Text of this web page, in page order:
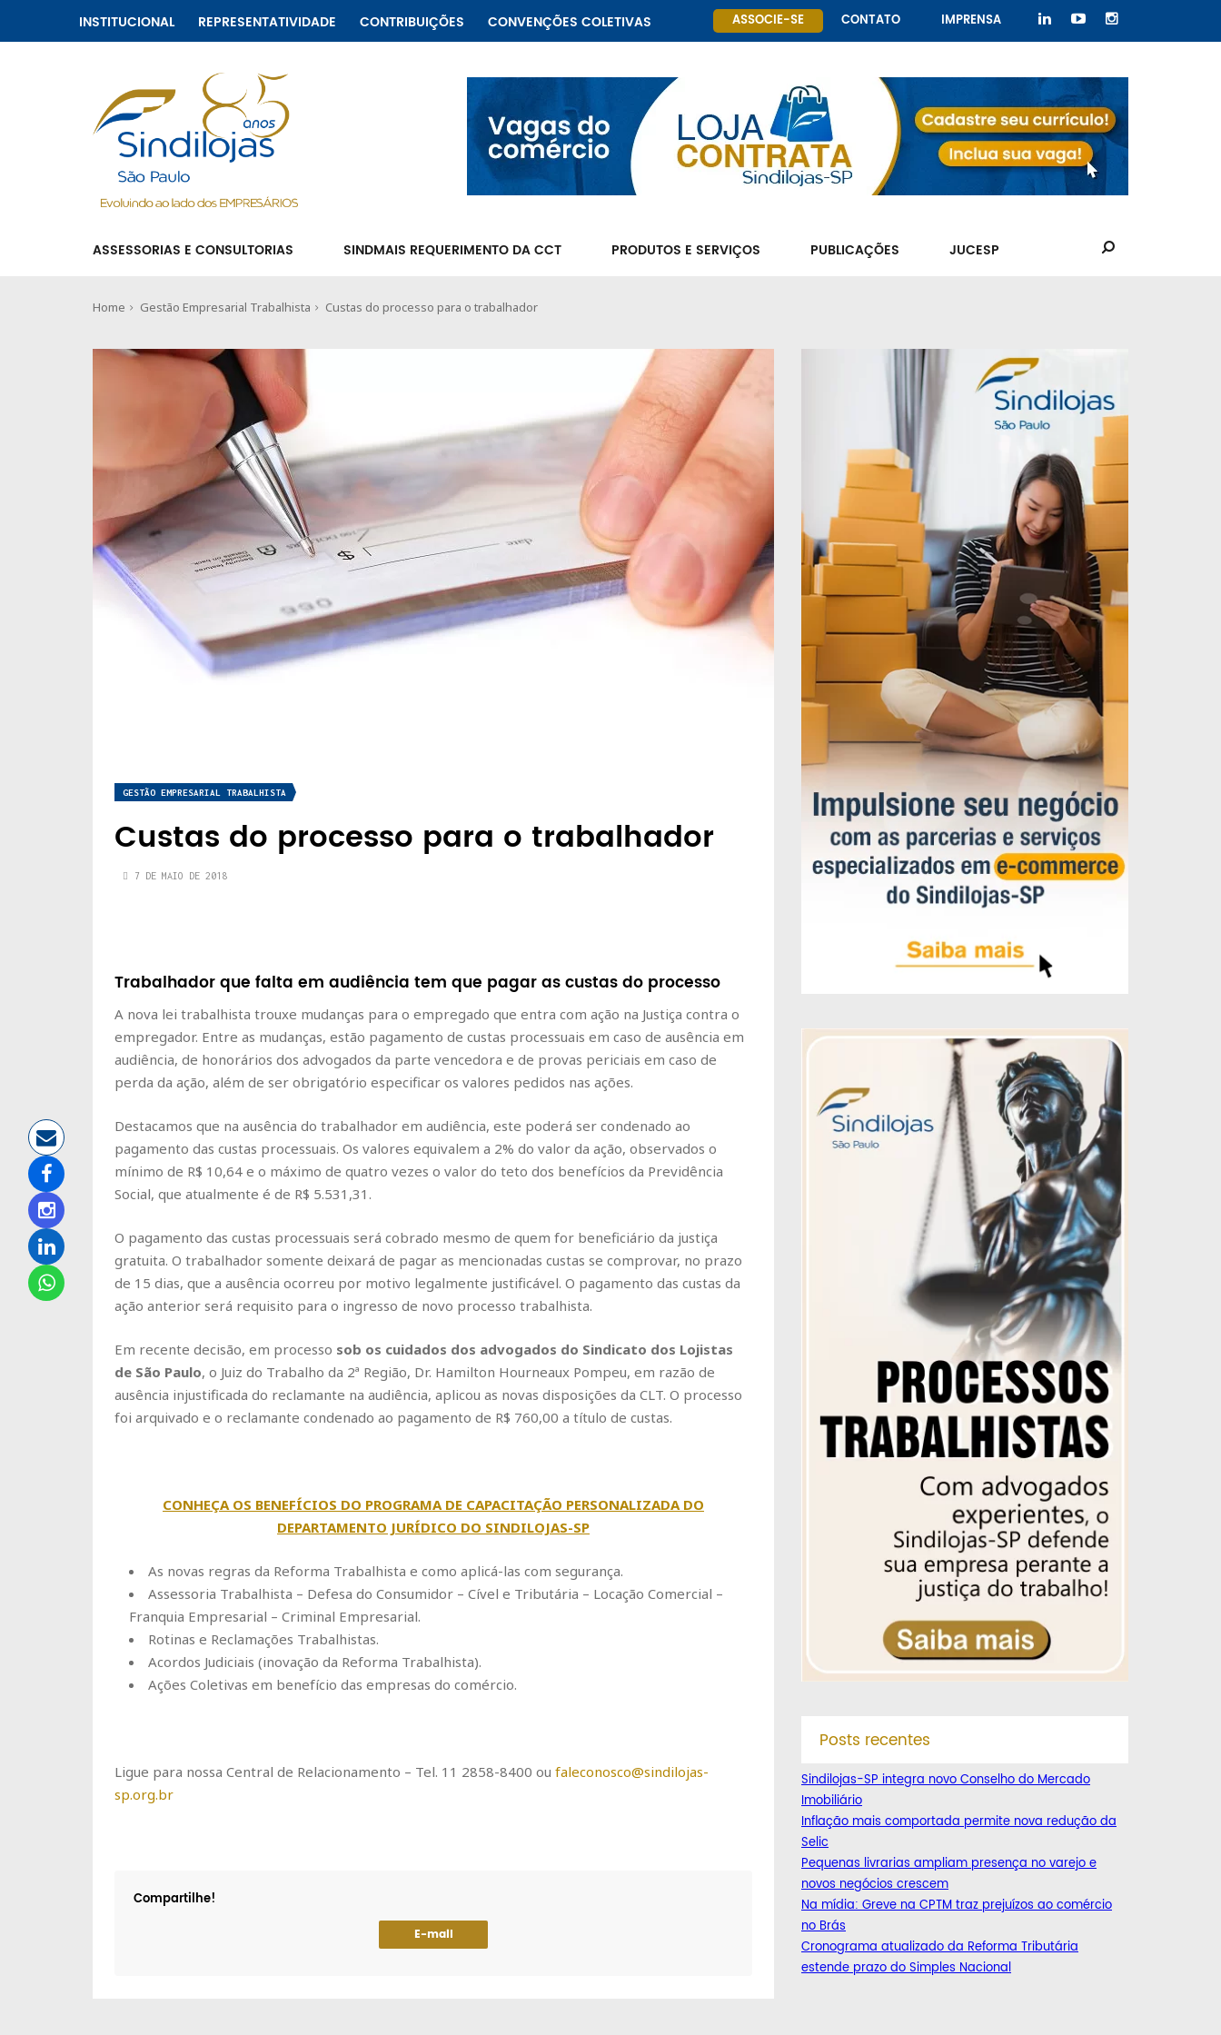
INSTITUCIONAL REPRESENTATIVIDADE CONTRIBUIÇÕES CONVENÇÕES COLETIVAS ASSOCIE-SE CONTATO IMPRENSA
ASSESSORIAS E CONSULTORIAS SINDMAIS REQUERIMENTO DA CCT PRODUTOS E SERVIÇOS PUBLICAÇÕES JUCESP
Home Gestão Empresarial Trabalhista Custas do processo para o trabalhador
GESTÃO EMPRESARIAL TRABALHISTA
Custas do processo para o trabalhador
7 DE MAIO DE 2018
Trabalhador que falta em audiência tem que pagar as custas do processo
A nova lei trabalhista trouxe mudanças para o empregado que entra com ação na Justiça contra o
empregador. Entre as mudanças, estão pagamento de custas processuais em caso de ausência em
audiência, de honorários dos advogados da parte vencedora e de provas periciais em caso de
perda da ação, além de ser obrigatório especificar os valores pedidos nas ações.
Destacamos que na ausência do trabalhador em audiência, este poderá ser condenado ao
pagamento das custas processuais. Os valores equivalem a 2% do valor da ação, observados o
mínimo de R$ 10,64 e o máximo de quatro vezes o valor do teto dos benefícios da Previdência
Social, que atualmente é de R$ 5.531,31.
O pagamento das custas processuais será cobrado mesmo de quem for beneficiário da justiça
gratuita. O trabalhador somente deixará de pagar as mencionadas custas se comprovar, no prazo
de 15 dias, que a ausência ocorreu por motivo legalmente justificável. O pagamento das custas da
ação anterior será requisito para o ingresso de novo processo trabalhista.
Em recente decisão, em processo sob os cuidados dos advogados do Sindicato dos Lojistas
de São Paulo, o Juiz do Trabalho da 2ª Região, Dr. Hamilton Hourneaux Pompeu, em razão de
ausência injustificada do reclamante na audiência, aplicou as novas disposições da CLT. O processo
foi arquivado e o reclamante condenado ao pagamento de R$ 760,00 a título de custas.
CONHEÇA OS BENEFÍCIOS DO PROGRAMA DE CAPACITAÇÃO PERSONALIZADA DO
DEPARTAMENTO JURÍDICO DO SINDILOJAS-SP
As novas regras da Reforma Trabalhista e como aplicá-las com segurança.
Assessoria Trabalhista – Defesa do Consumidor – Cível e Tributária – Locação Comercial –
Franquia Empresarial – Criminal Empresarial.
Rotinas e Reclamações Trabalhistas.
Acordos Judiciais (inovação da Reforma Trabalhista).
Ações Coletivas em benefício das empresas do comércio.
Ligue para nossa Central de Relacionamento – Tel. 11 2858-8400 ou faleconosco@sindilojas-
sp.org.br
Compartilhe!
E-mail
Posts recentes
Sindilojas-SP integra novo Conselho do Mercado
Imobiliário
Inflação mais comportada permite nova redução da
Selic
Pequenas livrarias ampliam presença no varejo e
novos negócios crescem
Na mídia: Greve na CPTM traz prejuízos ao comércio
no Brás
Cronograma atualizado da Reforma Tributária
estende prazo do Simples Nacional